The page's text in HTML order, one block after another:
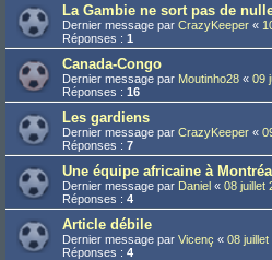
La Gambie ne sort pas de
Dernier message par CrazyKeeper «
Réponses : 1
Canada-Congo
Dernier message par Moutinho28 « 09
Réponses : 16
Les gardiens
Dernier message par CrazyKeeper «
Réponses : 7
Une équipe africaine à Montréal
Dernier message par Daniel « 08 juillet
Réponses : 4
Article débile
Dernier message par Vicenç « 08
Réponses : 4